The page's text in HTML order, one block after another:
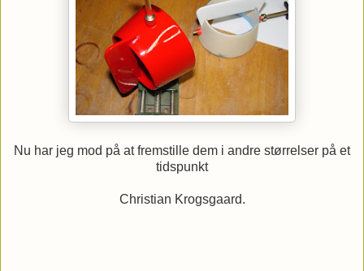
Nu har jeg mod på at fremstille dem i andre størrelser på et
tidspunkt
Christian Krogsgaard.